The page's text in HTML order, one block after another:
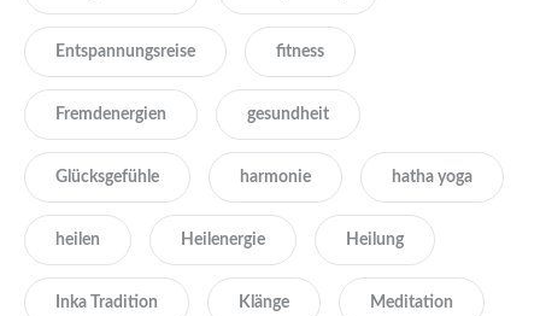
Entspannungsreise fitness
Fremdenergien gesundheit
Glücksgefühle harmonie hatha yoga
heilen Heilenergie Heilung
Inka Tradition Klänge Meditation